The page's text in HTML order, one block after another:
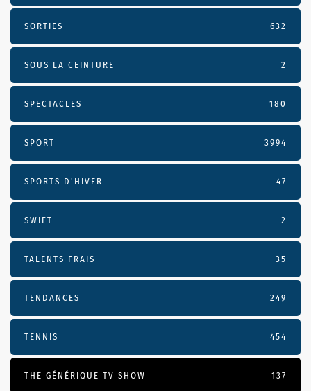
SORTIES 632
SOUS LA CEINTURE 2
SPECTACLES 180
SPORT 3994
SPORTS D'HIVER 47
SWIFT 2
TALENTS FRAIS 35
TENDANCES 249
TENNIS 454
THE GÉNÉRIQUE TV SHOW 137